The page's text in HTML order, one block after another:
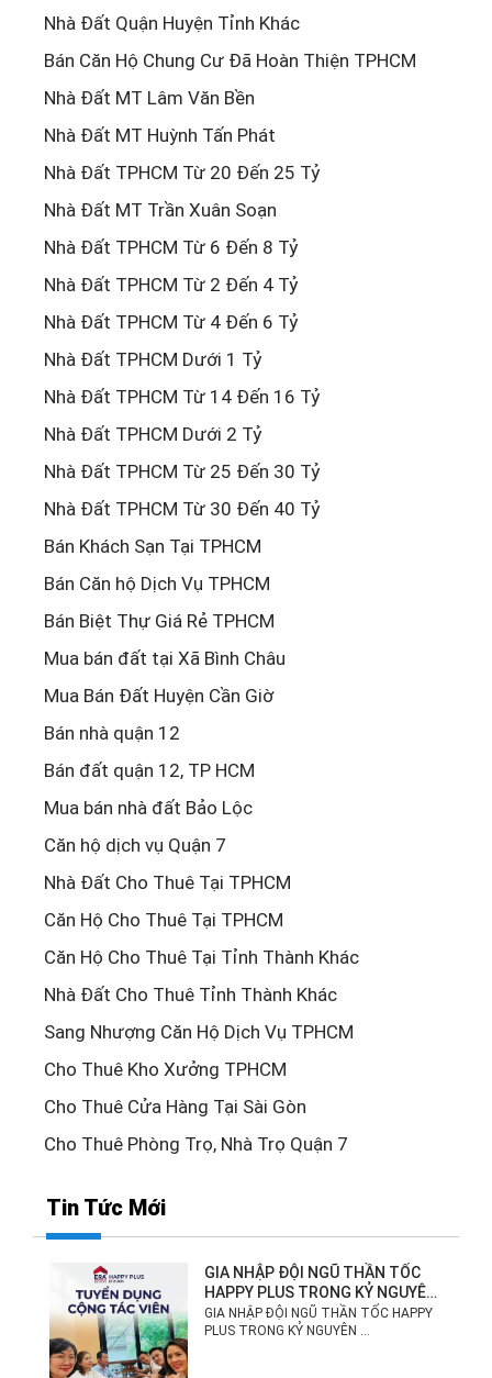
Nhà Đất Quận Huyện Tỉnh Khác
Bán Căn Hộ Chung Cư Đã Hoàn Thiện TPHCM
Nhà Đất MT Lâm Văn Bền
Nhà Đất MT Huỳnh Tấn Phát
Nhà Đất TPHCM Từ 20 Đến 25 Tỷ
Nhà Đất MT Trần Xuân Soạn
Nhà Đất TPHCM Từ 6 Đến 8 Tỷ
Nhà Đất TPHCM Từ 2 Đến 4 Tỷ
Nhà Đất TPHCM Từ 4 Đến 6 Tỷ
Nhà Đất TPHCM Dưới 1 Tỷ
Nhà Đất TPHCM Từ 14 Đến 16 Tỷ
Nhà Đất TPHCM Dưới 2 Tỷ
Nhà Đất TPHCM Từ 25 Đến 30 Tỷ
Nhà Đất TPHCM Từ 30 Đến 40 Tỷ
Bán Khách Sạn Tại TPHCM
Bán Căn hộ Dịch Vụ TPHCM
Bán Biệt Thự Giá Rẻ TPHCM
Mua bán đất tại Xã Bình Châu
Mua Bán Đất Huyện Cần Giờ
Bán nhà quận 12
Bán đất quận 12, TP HCM
Mua bán nhà đất Bảo Lộc
Căn hộ dịch vụ Quận 7
Nhà Đất Cho Thuê Tại TPHCM
Căn Hộ Cho Thuê Tại TPHCM
Căn Hộ Cho Thuê Tại Tỉnh Thành Khác
Nhà Đất Cho Thuê Tỉnh Thành Khác
Sang Nhượng Căn Hộ Dịch Vụ TPHCM
Cho Thuê Kho Xưởng TPHCM
Cho Thuê Cửa Hàng Tại Sài Gòn
Cho Thuê Phòng Trọ, Nhà Trọ Quận 7
Tin Tức Mới
GIA NHẬP ĐỘI NGŨ THẦN TỐC
HAPPY PLUS TRONG KỶ NGUYÊN
MỚI!
GIA NHẬP ĐỘI NGŨ THẦN TỐC HAPPY
PLUS TRONG KỶ NGUYÊN ...